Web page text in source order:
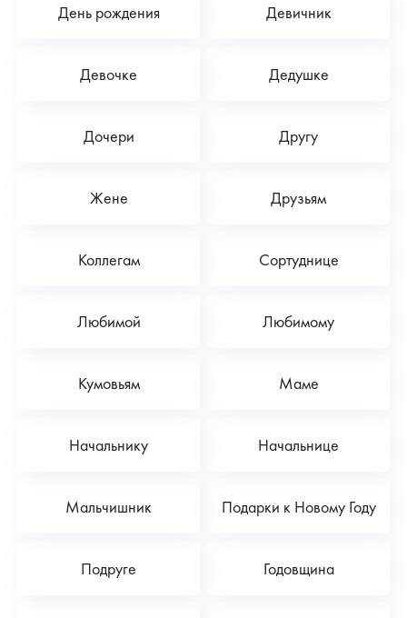
День рождения Девичник
Девочке Дедушке
Дочери Другу
Жене Друзьям
Коллегам Сортуднице
Любимой Любимому
Кумовьям Маме
Начальнику Начальнице
Мальчишник Подарки к Новому Году
Подруге Годовщина